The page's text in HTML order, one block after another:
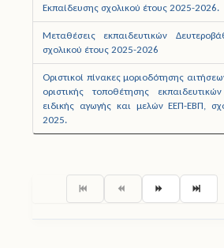
Εκπαίδευσης σχολικού έτους 2025-2026.
Μεταθέσεις εκπαιδευτικών
σχολικού έτους 2025-2026
Οριστικοί πίνακες μοριοδότησης
οριστικής τοποθέτησης
ειδικής αγωγής και μελών ΕΕΠ-ΕΒΠ,
2025.